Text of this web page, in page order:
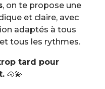
, on te propose une
et claire, avec
adaptés à tous
tous les rythmes.
tard pour
🐴💫